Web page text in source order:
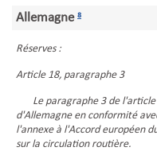
Allemagne 8
Réserves :
Article 18, paragraphe 3
Le paragraphe 3 de l'article
d'Allemagne en conformité
l'annexe à l'Accord européen
sur la circulation routière.